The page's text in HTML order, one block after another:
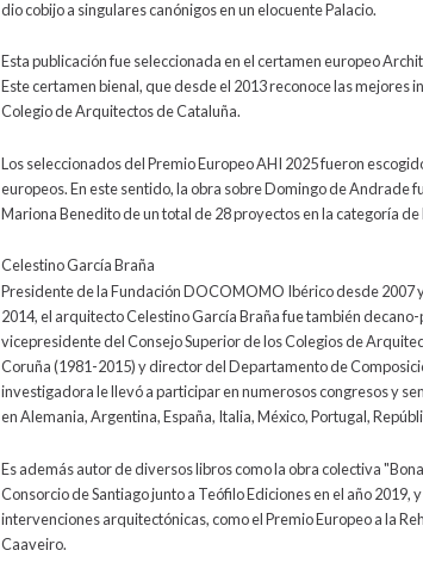
dio cobijo a singulares canónigos en un elocuente Palacio.
Esta publicación fue seleccionada en el certamen europeo
Este certamen bienal, que desde el 2013 reconoce las
Colegio de Arquitectos de Cataluña.
Los seleccionados del Premio Europeo AHI 2025 fueron
europeos. En este sentido, la obra sobre Domingo de Andrade
Mariona Benedito de un total de 28 proyectos en la categoría
Celestino García Braña
Presidente de la Fundación DOCOMOMO Ibérico desde 2007
2014, el arquitecto Celestino García Braña fue también
vicepresidente del Consejo Superior de los Colegios de
Coruña (1981-2015) y director del Departamento de
investigadora le llevó a participar en numerosos congresos y
en Alemania, Argentina, España, Italia, México, Portugal,
Es además autor de diversos libros como la obra colectiva
Consorcio de Santiago junto a Teófilo Ediciones en el año
intervenciones arquitectónicas, como el Premio Europeo a la
Caaveiro.